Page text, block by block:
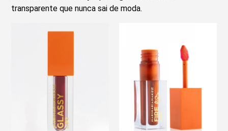
transparente que nunca sai de moda.